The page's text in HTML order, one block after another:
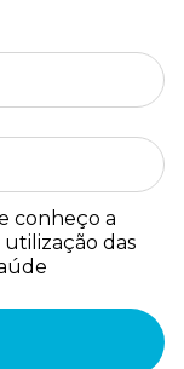
conheço a
das